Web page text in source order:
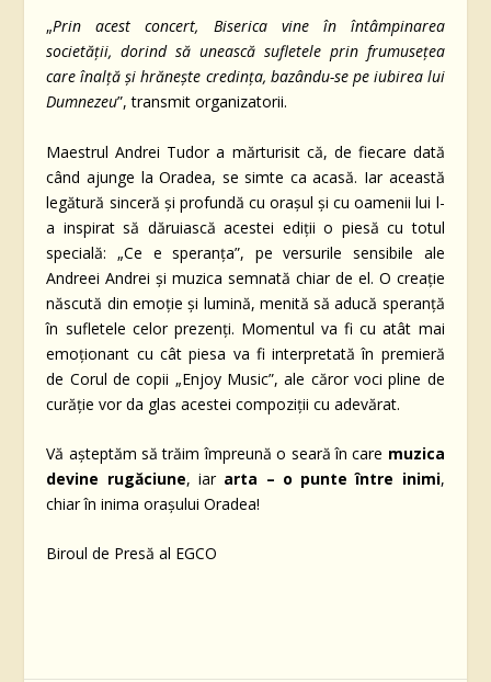
„Prin acest concert, Biserica vine în întâmpinarea
societății, dorind să unească sufletele prin frumusețea
care înalță și hrănește credința, bazându-se pe iubirea lui
Dumnezeu”, transmit organizatorii.
Maestrul Andrei Tudor a mărturisit că, de fiecare dată
când ajunge la Oradea, se simte ca acasă. Iar această
legătură sinceră și profundă cu orașul și cu oamenii lui l-
a inspirat să dăruiască acestei ediții o piesă cu totul
specială: „Ce e speranța”, pe versurile sensibile ale
Andreei Andrei și muzica semnată chiar de el. O creație
născută din emoție și lumină, menită să aducă speranță
în sufletele celor prezenți. Momentul va fi cu atât mai
emoționant cu cât piesa va fi interpretată în premieră
de Corul de copii „Enjoy Music”, ale căror voci pline de
curăție vor da glas acestei compoziții cu adevărat.
Vă așteptăm să trăim împreună o seară în care muzica
devine rugăciune, iar arta – o punte între inimi,
chiar în inima orașului Oradea!
Biroul de Presă al EGCO